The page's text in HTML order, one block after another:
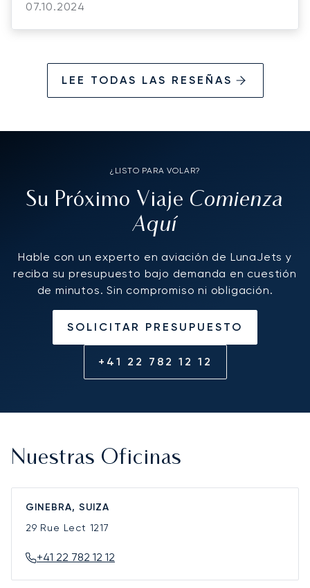
07.10.2024
LEE TODAS LAS RESEÑAS
¿LISTO PARA VOLAR?
Su Próximo Viaje Comienza
Aquí
Hable con un experto en aviación de LunaJets y
reciba su presupuesto bajo demanda en cuestión
de minutos. Sin compromiso ni obligación.
SOLICITAR PRESUPUESTO
+41 22 782 12 12
Nuestras Oficinas
GINEBRA, SUIZA
29 Rue Lect 1217
+41 22 782 12 12